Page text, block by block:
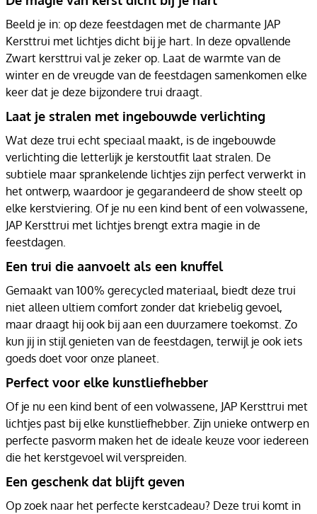
Beeld je in: op deze feestdagen met de charmante JAP
Kersttrui met lichtjes dicht bij je hart. In deze opvallende
Zwart kersttrui val je zeker op. Laat de warmte van de
winter en de vreugde van de feestdagen samenkomen elke
keer dat je deze bijzondere trui draagt.
Laat je stralen met ingebouwde verlichting
Wat deze trui echt speciaal maakt, is de ingebouwde
verlichting die letterlijk je kerstoutfit laat stralen. De
subtiele maar sprankelende lichtjes zijn perfect verwerkt in
het ontwerp, waardoor je gegarandeerd de show steelt op
elke kerstviering. Of je nu een kind bent of een volwassene,
JAP Kersttrui met lichtjes brengt extra magie in de
feestdagen.
Een trui die aanvoelt als een knuffel
Gemaakt van 100% gerecycled materiaal, biedt deze trui
niet alleen ultiem comfort zonder dat kriebelig gevoel,
maar draagt hij ook bij aan een duurzamere toekomst. Zo
kun jij in stijl genieten van de feestdagen, terwijl je ook iets
goeds doet voor onze planeet.
Perfect voor elke kunstliefhebber
Of je nu een kind bent of een volwassene, JAP Kersttrui met
lichtjes past bij elke kunstliefhebber. Zijn unieke ontwerp en
perfecte pasvorm maken het de ideale keuze voor iedereen
die het kerstgevoel wil verspreiden.
Een geschenk dat blijft geven
Op zoek naar het perfecte kerstcadeau? Deze trui komt in